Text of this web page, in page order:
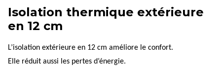
Isolation thermique extérieure
en 12 cm
L’isolation extérieure en 12 cm améliore le confort.
Elle réduit aussi les pertes d’énergie.